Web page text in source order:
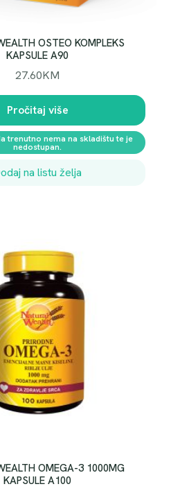
OSTEO KOMPLEKS
KAPSULE A90
27.60KM
Pročitaj više
trenutno nema na skladištu te je
nedostupan.
na listu želja
OMEGA-3 1000MG
KAPSULE A100